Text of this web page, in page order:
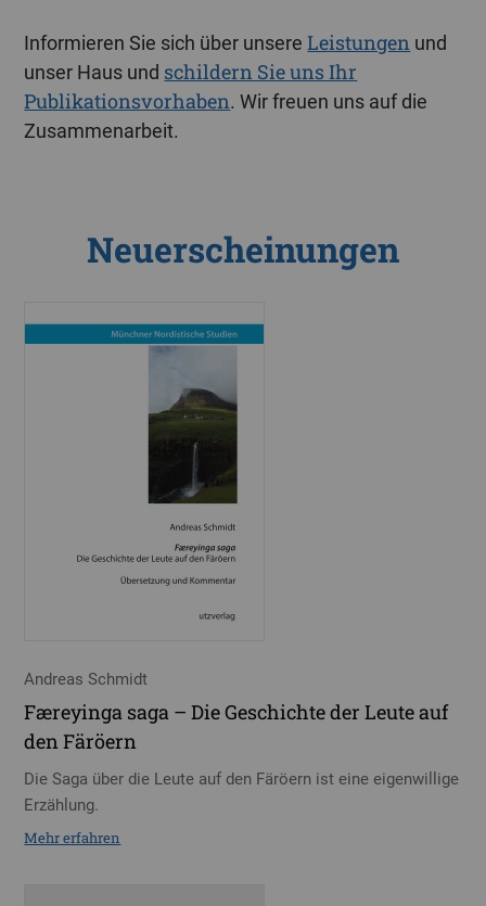
Informieren Sie sich über unsereLeistungen und
unser Haus und schildern Sie uns Ihr
Publikationsvorhaben. Wir freuen uns auf die
Zusammenarbeit.
Neuerscheinungen
Andreas Schmidt
Færeyinga saga – Die Geschichte der Leute auf
den Färöern
Die Saga über die Leute auf den Färöern ist eine eigenwillige
Erzählung.
Mehr erfahren